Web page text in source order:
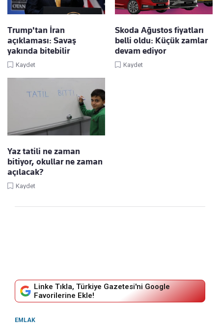
Trump'tan İran
açıklaması: Savaş
yakında bitebilir
Kaydet
Skoda Ağustos fiyatları
belli oldu: Küçük zamlar
devam ediyor
Kaydet
Yaz tatili ne zaman
bitiyor, okullar ne zaman
açılacak?
Kaydet
Linke Tıkla, Türkiye Gazetesi'ni Google
Favorilerine Ekle!
EMLAK